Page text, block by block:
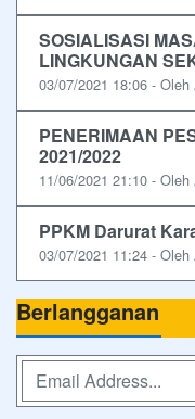
SOSIALISASI
LINGKUNGAN
03/07/2021 18:06 -
PENERIMAAN
2021/2022
11/06/2021 21:10 -
PPKM Darurat
03/07/2021 11:24 -
Berlangganan